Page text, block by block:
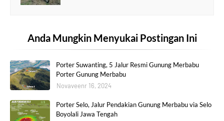
Anda Mungkin Menyukai Postingan Ini
Porter Suwanting, 5 Jalur Resmi Gunung Merbabu
Porter Gunung Merbabu
Novaveenr 16, 2024
Porter Selo, Jalur Pendakian Gunung Merbabu via Selo
Boyolali Jawa Tengah